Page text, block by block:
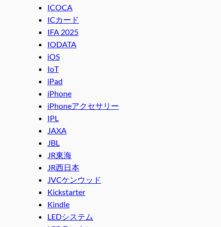
ICOCA
ICカード
IFA 2025
IODATA
iOS
IoT
iPad
iPhone
iPhoneアクセサリー
IPL
JAXA
JBL
JR東海
JR西日本
JVCケンウッド
Kickstarter
Kindle
LEDシステム